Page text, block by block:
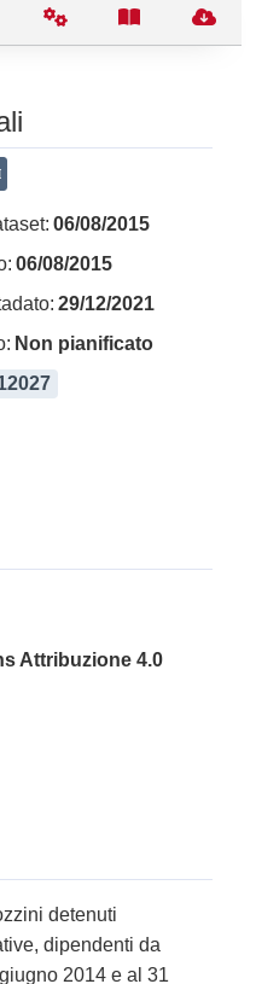
06/08/2015
06/08/2015
29/12/2021
Non pianificato
Attribuzione 4.0
detenuti
dipendenti da
2014 e al 31